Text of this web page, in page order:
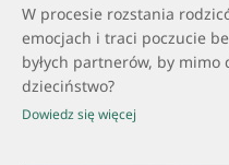
W procesie rozstania
emocjach i traci poczucie
byłych partnerów, by mimo
dzieciństwo?
Dowiedz się więcej